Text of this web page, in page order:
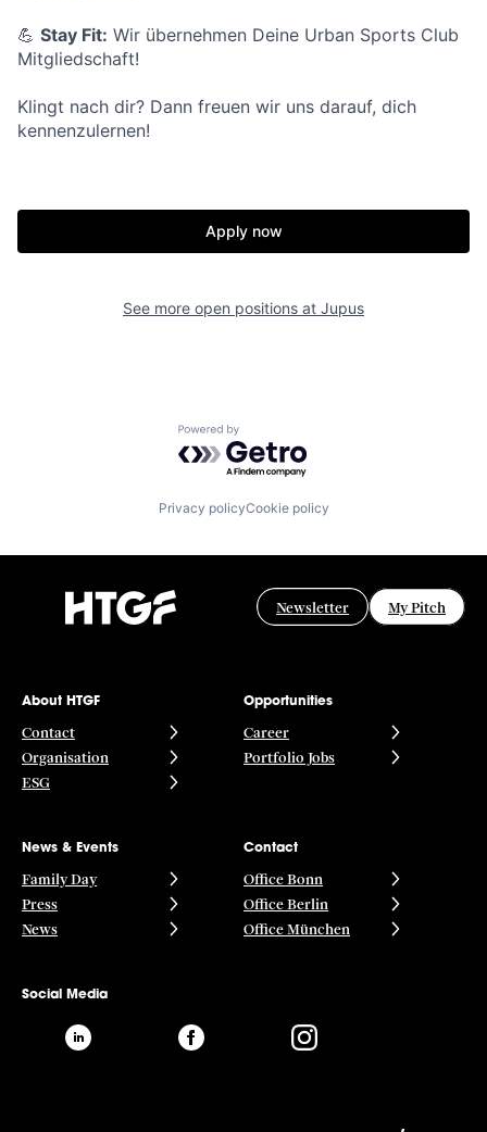
💪 Stay Fit: Wir übernehmen Deine Urban Sports Club
Mitgliedschaft!
Klingt nach dir? Dann freuen wir uns darauf, dich
kennenzulernen!
Apply now
See more open positions at Jupus
Powered by Getro.com
Privacy policyCookie policy
Newsletter My Pitch
About HTGF
Contact
Organisation
ESG
Opportunities
Career
Portfolio Jobs
News & Events
Family Day
Press
News
Contact
Office Bonn
Office Berlin
Office München
Social Media